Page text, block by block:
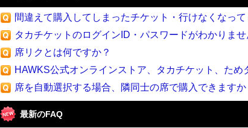
間違えて購入してしまったチケット・行けなくなっ
タカチケットのログインID・パスワードがわかりませ
席リクとは何ですか？
HAWKS公式オンラインストア、タカチケット、ため
席を自動選択する場合、隣同士の席で購入できますか
最新のFAQ